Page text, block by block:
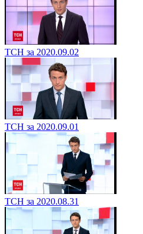
ТСН за 2020.09.02
ТСН за 2020.09.01
ТСН за 2020.08.31